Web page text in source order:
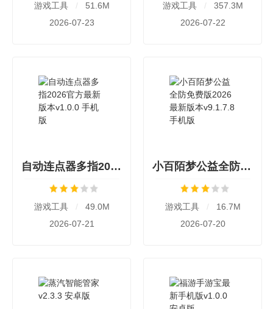
游戏工具 /
51.6M
2026-07-23
游戏工具 /
357.3M
2026-07-22
自动连点器多指2026官方最新版本v1.0.0 手机版
游戏工具 /
49.0M
2026-07-21
小百陌梦公益全防免费版2026最新版本v9.1.7.8 手机版
游戏工具 /
16.7M
2026-07-20